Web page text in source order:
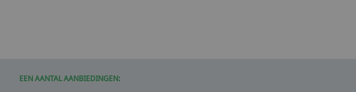
EEN AANTAL AANBIEDINGEN: